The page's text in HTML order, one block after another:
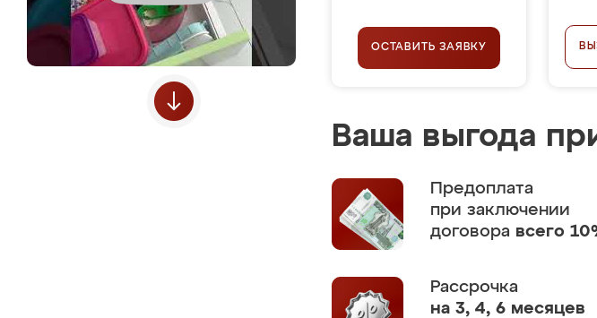
ОСТАВИТЬ ЗАЯВКУ
Ваша выгода
Предоплата
при заключении
договора всего
Рассрочка
на 3, 4, 6 месяцев